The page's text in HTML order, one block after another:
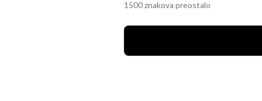
1500 znakova preostalo